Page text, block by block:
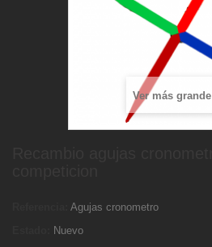
Ver más grande
Agujas cronometro
Nuevo